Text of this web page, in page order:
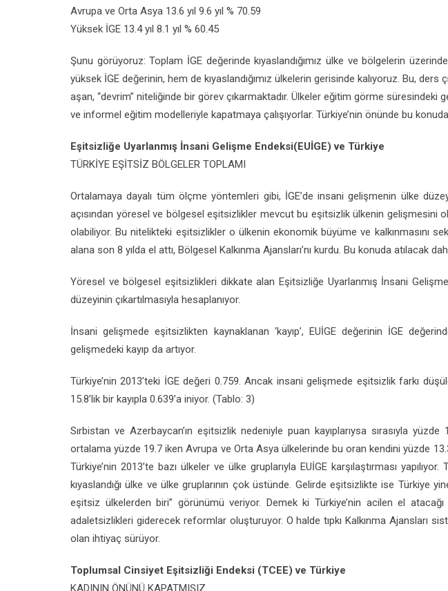
Avrupa ve Orta Asya 13.6 yıl 9.6 yıl % 70.59
Yüksek İGE 13.4 yıl 8.1 yıl % 60.45
Şunu görüyoruz: Toplam İGE değerinde kıyaslandığımız ülke ve bölgelerin
yüksek İGE değerinin, hem de kıyaslandığımız ülkelerin gerisinde kalıyoruz. Bu,
aşan, “devrim” niteliğinde bir görev çıkarmaktadır. Ülkeler eğitim görme süresindeki
ve informel eğitim modelleriyle kapatmaya çalışıyorlar. Türkiye’nin önünde bu
Eşitsizliğe Uyarlanmış İnsani Gelişme Endeksi(EUİGE) ve Türkiye
TÜRKİYE EŞİTSİZ BÖLGELER TOPLAMI
Ortalamaya dayalı tüm ölçme yöntemleri gibi, İGE’de insani gelişmenin ülke
açısından yöresel ve bölgesel eşitsizlikler mevcut bu eşitsizlik ülkenin
olabiliyor. Bu nitelikteki eşitsizlikler o ülkenin ekonomik büyüme ve kalkınmasını
alana son 8 yılda el attı, Bölgesel Kalkınma Ajansları’nı kurdu. Bu konuda atılacak
Yöresel ve bölgesel eşitsizlikleri dikkate alan Eşitsizliğe Uyarlanmış İnsani
düzeyinin çıkartılmasıyla hesaplanıyor.
İnsani gelişmede eşitsizlikten kaynaklanan ‘kayıp’, EUİGE değerinin İGE
gelişmedeki kayıp da artıyor.
Türkiye’nin 2013’teki İGE değeri 0.759. Ancak insani gelişmede eşitsizlik farkı
15.8’lik bir kayıpla 0.639’a iniyor. (Tablo: 3)
Sırbistan ve Azerbaycan’ın eşitsizlik nedeniyle puan kayıplarıysa sırasıyla
ortalama yüzde 19.7 iken Avrupa ve Orta Asya ülkelerinde bu oran kendini yüzde
Türkiye’nin 2013’te bazı ülkeler ve ülke gruplarıyla EUİGE karşılaştırması
kıyaslandığı ülke ve ülke gruplarının çok üstünde. Gelirde eşitsizlikte ise Türkiye
eşitsiz ülkelerden biri” görünümü veriyor. Demek ki Türkiye’nin acilen el
adaletsizlikleri giderecek reformlar oluşturuyor. O halde tıpkı Kalkınma Ajansları
olan ihtiyaç sürüyor.
Toplumsal Cinsiyet Eşitsizliği Endeksi (TCEE) ve Türkiye
KADININ ÖNÜNÜ KAPATMIŞIZ